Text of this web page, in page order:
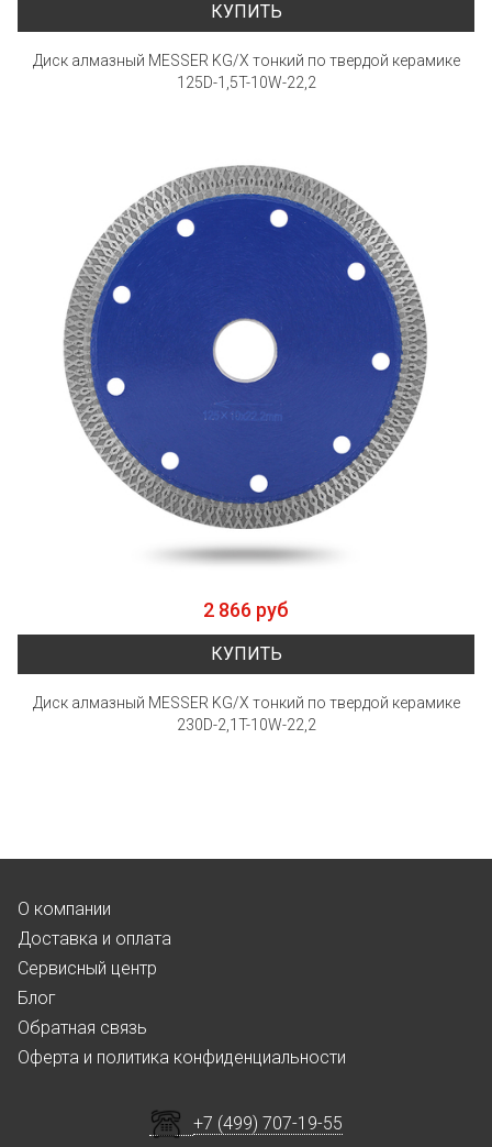
КУПИТЬ
Диск алмазный MESSER KG/X тонкий по твердой керамике
125D-1,5T-10W-22,2
2 866 руб
КУПИТЬ
Диск алмазный MESSER KG/X тонкий по твердой керамике
230D-2,1T-10W-22,2
О компании
Доставка и оплата
Сервисный центр
Блог
Обратная связь
Оферта и политика конфиденциальности
+7 (499) 707-19-55